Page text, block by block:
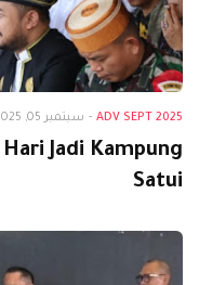
ADV SEPT 2025
- سبتمبر 05, 2025
Jadi Kampung
Satui